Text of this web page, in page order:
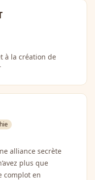
à la création de
alliance secrète
plus que
complot en